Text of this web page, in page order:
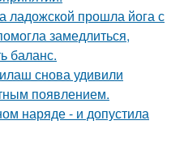
ладожской прошла йога с
замедлиться,
баланс.
снова удивили
появлением.
наряде - и допустила